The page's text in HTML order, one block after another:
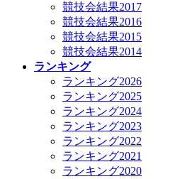
競技会結果2017
競技会結果2016
競技会結果2015
競技会結果2014
ランキング
ランキング2026
ランキング2025
ランキング2024
ランキング2023
ランキング2022
ランキング2021
ランキング2020